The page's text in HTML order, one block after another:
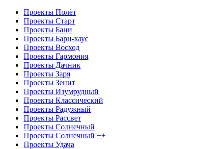
Проекты Полёт
Проекты Старт
Проекты Бани
Проекты Барн-хаус
Проекты Восход
Проекты Гармония
Проекты Дачник
Проекты Заря
Проекты Зенит
Проекты Изумрудный
Проекты Классический
Проекты Радужный
Проекты Рассвет
Проекты Солнечный
Проекты Солнечный ++
Проекты Удача